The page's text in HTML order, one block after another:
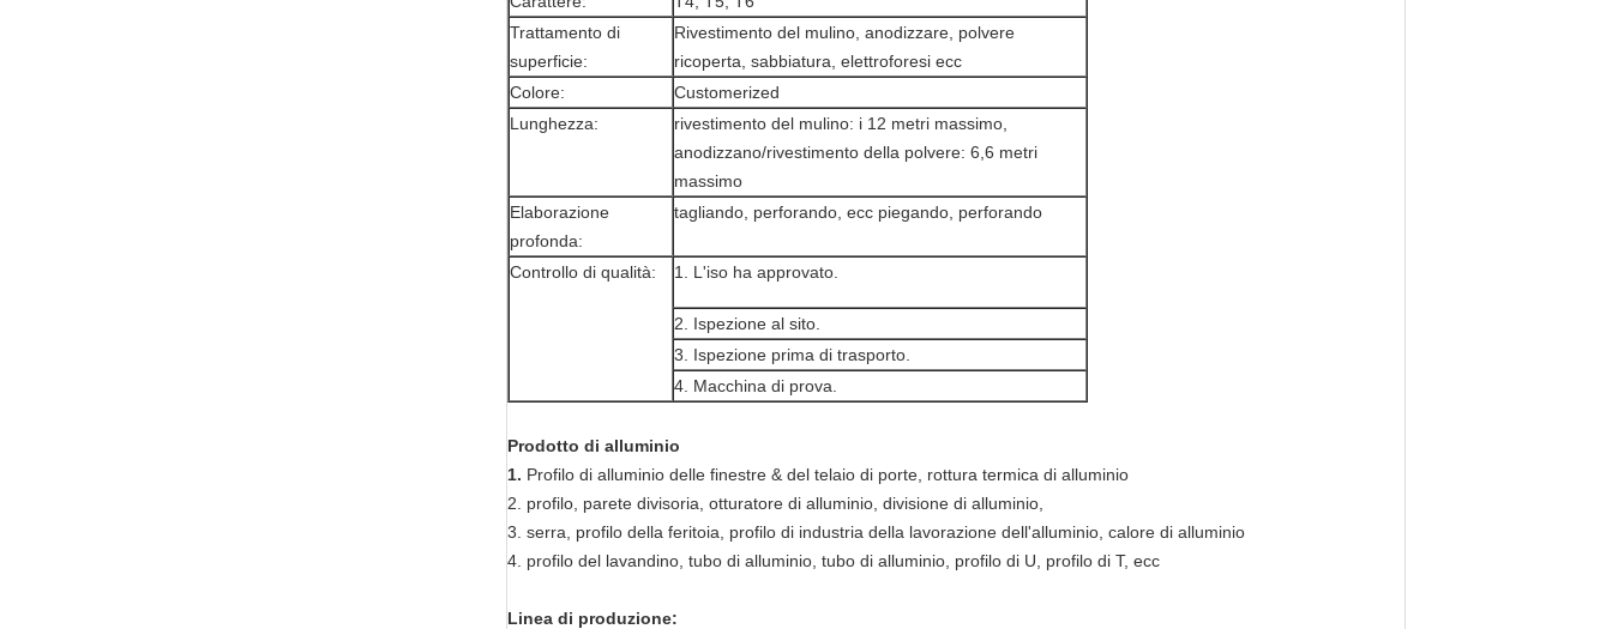
Trattamento di
superficie:
Rivestimento del mulino, anodizzare, polvere
ricoperta, sabbiatura, elettroforesi ecc
Colore:
Customerized
Lunghezza:
rivestimento del mulino: i 12 metri massimo,
anodizzano/rivestimento della polvere: 6,6 metri
massimo
Elaborazione
profonda:
tagliando, perforando, ecc piegando, perforando
Controllo di qualità: 1. L'iso ha approvato.
2. Ispezione al sito.
3. Ispezione prima di trasporto.
4. Macchina di prova.
Prodotto di alluminio
1. Profilo di alluminio delle finestre & del telaio di porte, rottura termica di alluminio
2. profilo, parete divisoria, otturatore di alluminio, divisione di alluminio,
3. serra, profilo della feritoia, profilo di industria della lavorazione dell'alluminio, calore di alluminio
4. profilo del lavandino, tubo di alluminio, tubo di alluminio, profilo di U, profilo di T, ecc
Linea di produzione: